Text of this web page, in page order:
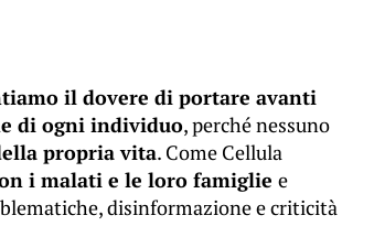
il dovere di portare avanti
di ogni individuo, perché nessuno
propria vita. Come Cellula
i malati e le loro famiglie e
disinformazione e criticità